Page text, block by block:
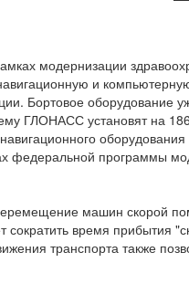
модернизации
и
Бортовое оборудование
ГЛОНАСС установят на
оборудования
федеральной программы
машин скорой
сократить время прибытия
транспорта также